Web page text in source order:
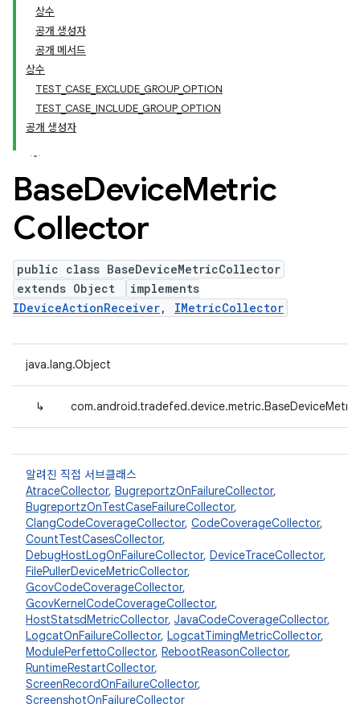
상수
공개 생성자
공개 메서드
상수
TEST_CASE_EXCLUDE_GROUP_OPTION
TEST_CASE_INCLUDE_GROUP_OPTION
공개 생성자
BaseDeviceMetric
Collector
public class BaseDeviceMetricCollector
extends Object
implements
IDeviceActionReceiver, IMetricCollector
java.lang.Object
↳
알려진 직접 서브클래스
AtraceCollector, BugreportzOnFailureCollector,
BugreportzOnTestCaseFailureCollector,
ClangCodeCoverageCollector, CodeCoverageCollector,
CountTestCasesCollector,
DebugHostLogOnFailureCollector, DeviceTraceCollector,
FilePullerDeviceMetricCollector,
GcovCodeCoverageCollector,
GcovKernelCodeCoverageCollector,
HostStatsdMetricCollector, JavaCodeCoverageCollector,
LogcatOnFailureCollector, LogcatTimingMetricCollector,
ModulePerfettoCollector, RebootReasonCollector,
RuntimeRestartCollector,
ScreenRecordOnFailureCollector,
ScreenshotOnFailureCollector